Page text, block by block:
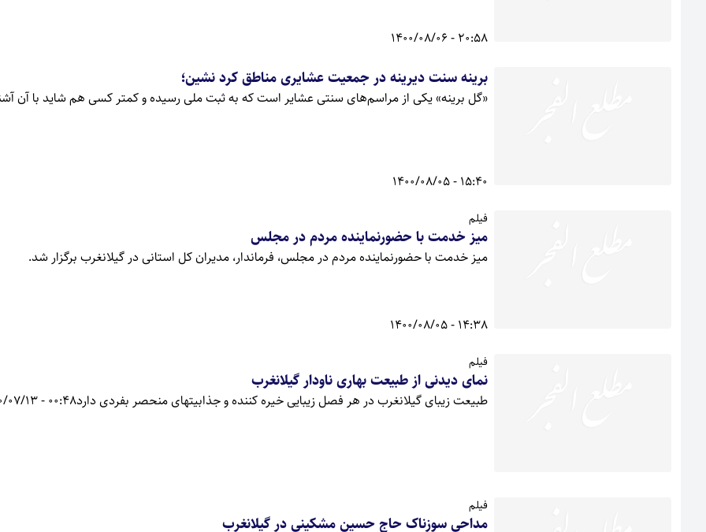
20:58 - 1400/08/06
برینه سنت دیرینه در جمعیت عشایری مناطق کرد نشین؛
«گل برینه» یکی از مراسم‌های سنتی عشایر است که به ثبت ملی رسیده و کمتر کسی هم شاید با آن
15:40 - 1400/08/05
فیلم
میز خدمت با حضورنماینده مردم در مجلس
میز خدمت با حضورنماینده مردم در مجلس، فرماندار، مدیران کل استانی در گیلانغرب برگزار شد.
14:38 - 1400/08/05
فیلم
نمای دیدنی از طبیعت بهاری ناودار گیلانغرب
طبیعت زیبای گیلانغرب در هر فصل زیبایی خیره کننده و جذابیتهای منحصر بفردی دارد00:48 - 1400/07/13
فیلم
مداحی سوزناک حاج حسین مشکینی در گیلانغرب